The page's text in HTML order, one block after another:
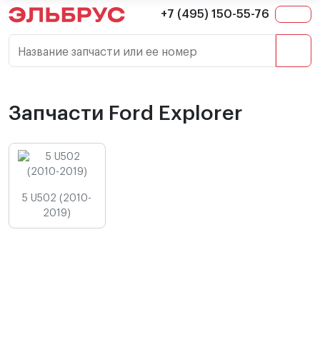
+7 (495) 150-55-76
Название запчасти или ее номер
Запчасти Ford Explorer
5 U502 (2010-
2019)